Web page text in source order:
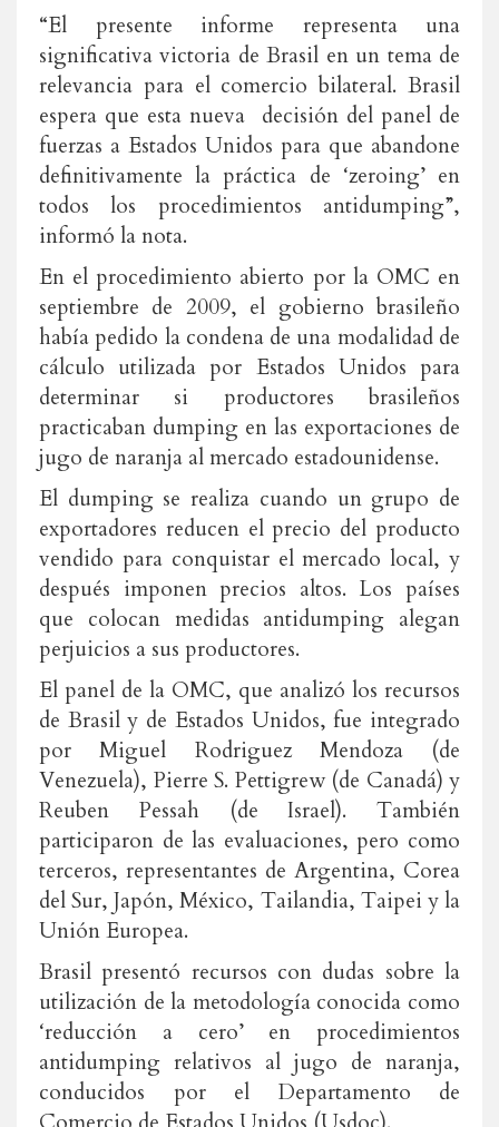
“El presente informe representa una
significativa victoria de Brasil en un tema de
relevancia para el comercio bilateral. Brasil
espera que esta nueva decisión del panel de
fuerzas a Estados Unidos para que abandone
definitivamente la práctica de ‘zeroing’ en
todos los procedimientos antidumping”,
informó la nota.
En el procedimiento abierto por la OMC en
septiembre de 2009, el gobierno brasileño
había pedido la condena de una modalidad de
cálculo utilizada por Estados Unidos para
determinar si productores brasileños
practicaban dumping en las exportaciones de
jugo de naranja al mercado estadounidense.
El dumping se realiza cuando un grupo de
exportadores reducen el precio del producto
vendido para conquistar el mercado local, y
después imponen precios altos. Los países
que colocan medidas antidumping alegan
perjuicios a sus productores.
El panel de la OMC, que analizó los recursos
de Brasil y de Estados Unidos, fue integrado
por Miguel Rodriguez Mendoza (de
Venezuela), Pierre S. Pettigrew (de Canadá) y
Reuben Pessah (de Israel). También
participaron de las evaluaciones, pero como
terceros, representantes de Argentina, Corea
del Sur, Japón, México, Tailandia, Taipei y la
Unión Europea.
Brasil presentó recursos con dudas sobre la
utilización de la metodología conocida como
‘reducción a cero’ en procedimientos
antidumping relativos al jugo de naranja,
conducidos por el Departamento de